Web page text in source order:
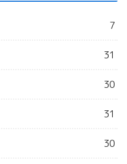
7
31
30
31
30